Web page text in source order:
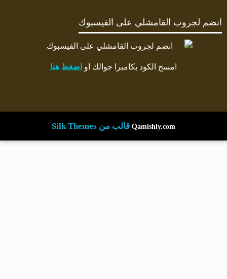
انضم لجروب القامشلي على الفيسبوك
امسح الكود بكاميرا جوالك او اضغط هنا
Qamishly.com قالب من Silk Themes